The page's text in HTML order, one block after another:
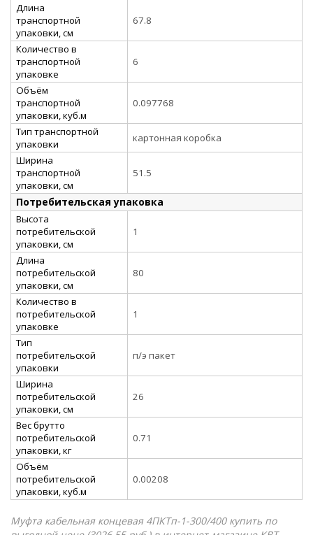
Длина
транспортной
упаковки, см
67.8
Количество в
транспортной
упаковке
6
Объём
транспортной
упаковки, куб.м
0.097768
Тип транспортной
упаковки
картонная коробка
Ширина
транспортной
упаковки, см
51.5
Потребительская упаковка
Высота
потребительской
упаковки, см
1
Длина
потребительской
упаковки, см
80
Количество в
потребительской
упаковке
1
Тип
потребительской
упаковки
п/э пакет
Ширина
потребительской
упаковки, см
26
Вес брутто
потребительской
упаковки, кг
0.71
Объём
потребительской
упаковки, куб.м
0.00208
Муфта кабельная концевая 4ПКТп-1-300/400 купить по